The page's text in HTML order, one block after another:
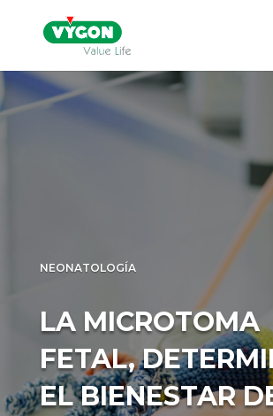
NEONATOLOGÍA
LA MICROTOMA
FETAL,
EL BIENESTAR